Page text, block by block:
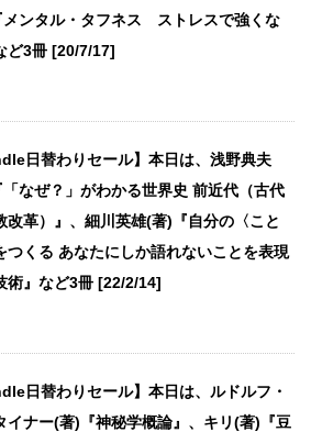
メンタル・タフネス ストレスで強くな
ど3冊 [20/7/17]
日替わりセール】本日は、浅野典夫
なぜ？」がわかる世界史 前近代（古代
改革）』、細川英雄(著)『自分の〈こと
つくる あなたにしか語れないことを表現
術』など3冊 [22/2/14]
日替わりセール】本日は、ルドルフ・
イナー(著)『神秘学概論』、キリ(著)『豆